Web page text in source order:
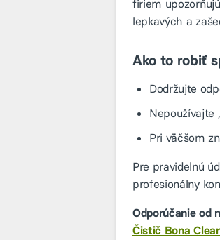
firiem
lepkavých a
Ako to robiť
Dodržujte
Nepoužívajte
Pri väčšom
Pre pravidelnú
profesionálny
Odporúčanie od
Čistič Bona